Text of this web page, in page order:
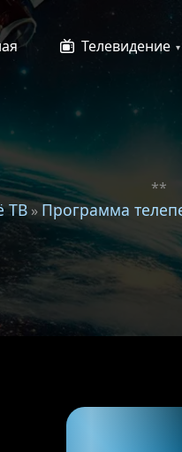
Телевидение
**
ТВ»Программа